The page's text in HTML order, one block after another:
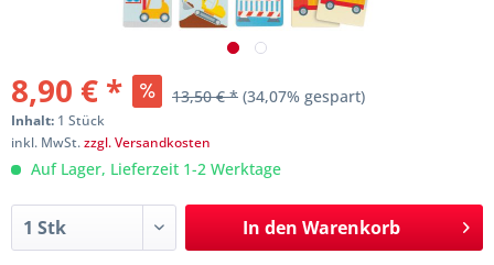
8,90 € * 13,50 € * (34,07% gespart)
Inhalt: 1 Stück
inkl. MwSt.zzgl. Versandkosten
Auf Lager, Lieferzeit 1-2 Werktage
In den Warenkorb